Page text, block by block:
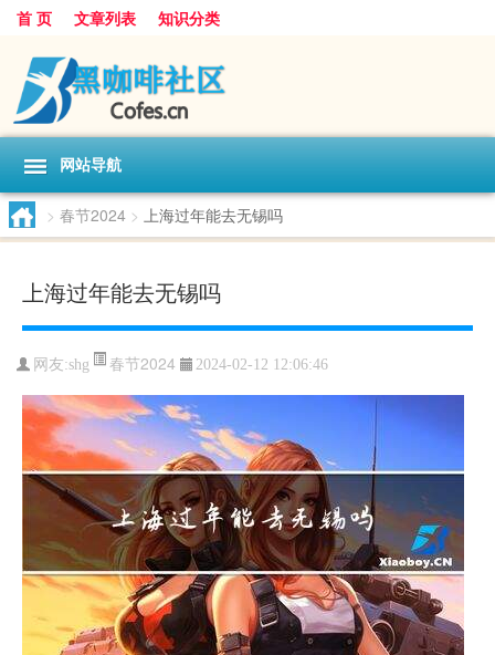
首 页 文章列表 知识分类
网站导航
> 春节2024 > 上海过年能去无锡吗
上海过年能去无锡吗
网友:shg 春节2024 2024-02-12 12:06:46